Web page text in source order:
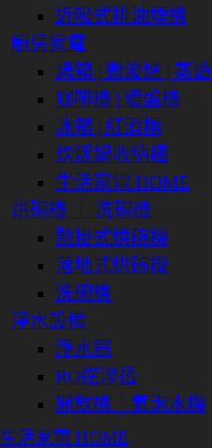
近吸式排油煙機
廚房家電
烤箱 | 微波爐 | 蒸爐
咖啡機 | 暖盤機
冰箱 | 紅酒櫃
炊飯鍋收納櫃
生活家電 HOME
烘碗機 ｜ 洗碗機
懸掛式烘碗機
落地式烘碗機
洗碗機
淨水設備
淨水器
RO逆滲透
開飲機｜氣泡水機
生活家電 HOME